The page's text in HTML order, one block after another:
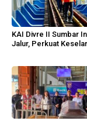
KAI Divre II Sumbar
Jalur, Perkuat